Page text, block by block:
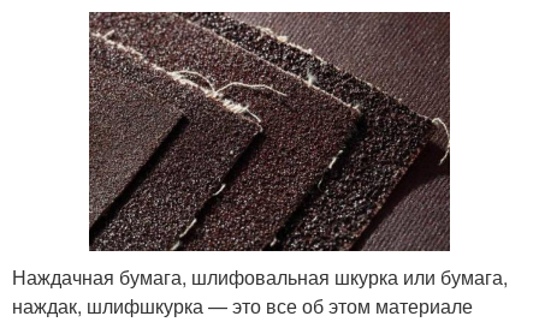
Наждачная бумага, шлифовальная шкурка или бумага,
наждак, шлифшкурка — это все об этом материале